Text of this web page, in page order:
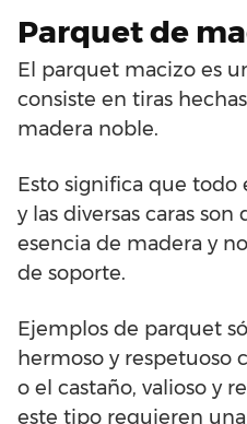
Parquet de
El parquet macizo es
consiste en tiras
madera noble.
Esto significa que
y las diversas caras
esencia de madera y
de soporte.
Ejemplos de parquet
hermoso y respetuoso
o el castaño, valioso y
este tipo requieren